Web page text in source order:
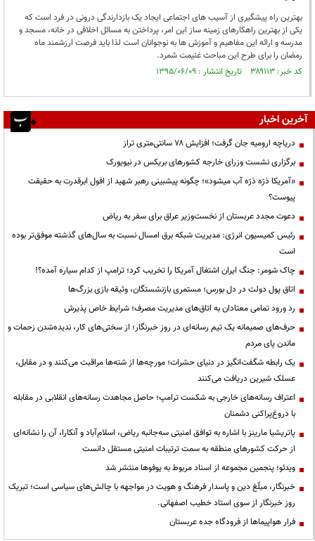
بهترین راه پیشگیری از آسیب های اجتماعی ایجاد یک بازدارندگی درونی در فرد است که
یکی از بهترین راهکارهای زمینه ساز این امر، پرداختن به مسائل اخلاقی در خانه، مسجد و
مدرسه و ارائه این مفاهیم و آموزش ها به نوجوانان است لذا باید فرصت ارزشمند ماه
رمضان را برای طرح این مباحث غنیمت شمرد.
کد خبر: ۳۸۹۱۱۳ تاریخ انتشار : ۱۳۹۵/۰۶/۰۹
آخرین اخبار
دریاچه ارومیه جان گرفت؛ افزایش ۷۸ سانتی‌متری تراز
برگزاری نشست وزرای خارجه کشورهای بریکس در نیویورک
«آمریکا ذرّه ذرّه آب میشود»؛ چگونه پیشبینی رهبر شهید از افول ابرقدرت به حقیقت
پیوست؟
دعوت مجدد عربستان از نخست‌وزیر عراق برای سفر به ریاض
رئیس کمیسیون انرژی: مدیریت شبکه برق امسال نسبت به سال‌های گذشته موفق‌تر بوده
است
چاک شومر: جنگ ایران اشتغال آمریکا را تخریب کرد؛ ترامپ از کدام سیاره آمده؟!
اتاق پول دولت در دل بورس؛ مستمری بازنشستگان، وثیقه بازی بزرگ‌ها
رد ورود تمامی معتادان به اتاق‌های مدیریت مصرف؛ شرایط خاص پذیرش
حرف‌های صمیمانه یک تیم رسانه‌ای در روز خبرنگار؛ از سختی‌های کار، ندیده‌شدن زحمات و
ماندن پای مردم
یک رابطه شگفت‌انگیز در دنیای حشرات؛ مورچه‌ها از شته‌ها مراقبت می‌کنند و در مقابل،
عسلک شیرین دریافت می‌کنند
اعتراف رسانه‌های خارجی به شکست ترامپ؛ حاصل مجاهدت رسانه‌های انقلابی در مقابله
با دروغ‌پراکنی دشمنان
پاتریشیا مارینز با اشاره به توافق امنیتی سه‌جانبه ریاض، اسلام‌آباد و آنکارا، آن را نشانه‌ای
از حرکت کشورهای منطقه به سمت ترتیبات امنیتی مستقل دانست
ویدئو؛ پنجمین مجموعه از اسناد مربوط به یوفوها منتشر شد
خبرنگار، مبلّغ دین و پاسدار فرهنگ و هویت در مواجهه با چالش‌های سیاسی است؛ تبریک
روز خبرنگار از سوی استاد خطیب اصفهانی.
فرار هواپیماها از فرودگاه جده عربستان